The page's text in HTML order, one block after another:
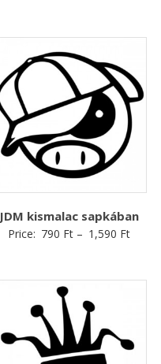
JDM kismalac sapkában
Price: 790 Ft– 1,590 Ft